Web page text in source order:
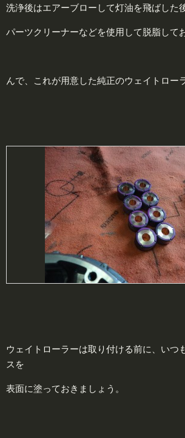
洗浄後はエアーブローして灯油を飛ばした後
パーツクリーナーなどを使用して脱脂して
んで、これが用意した純正のウェイトロー
ウェイトローラーは取り付ける前に、いつ
スを
表面に塗っておきましょう。